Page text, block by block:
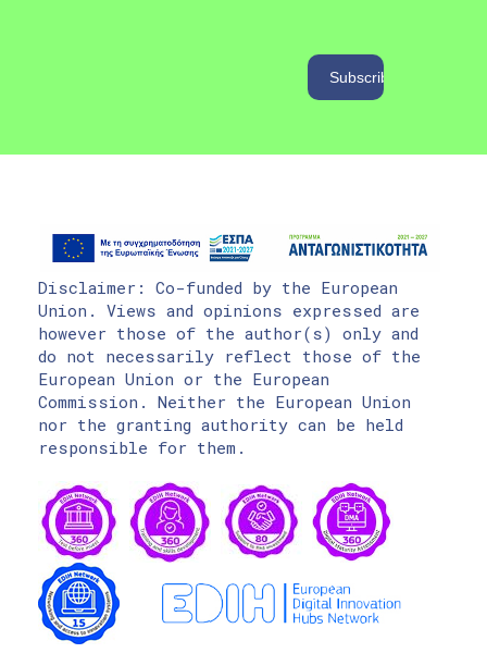
Disclaimer: Co-funded by the European
Union. Views and opinions expressed are
however those of the author(s) only and
do not necessarily reflect those of the
European Union or the European
Commission. Neither the European Union
nor the granting authority can be held
responsible for them.